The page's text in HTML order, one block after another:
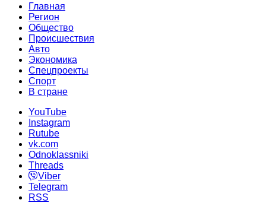
Главная
Регион
Общество
Происшествия
Авто
Экономика
Спецпроекты
Cпорт
В стране
YouTube
Instagram
Rutube
vk.com
Odnoklassniki
Threads
Viber
Telegram
RSS